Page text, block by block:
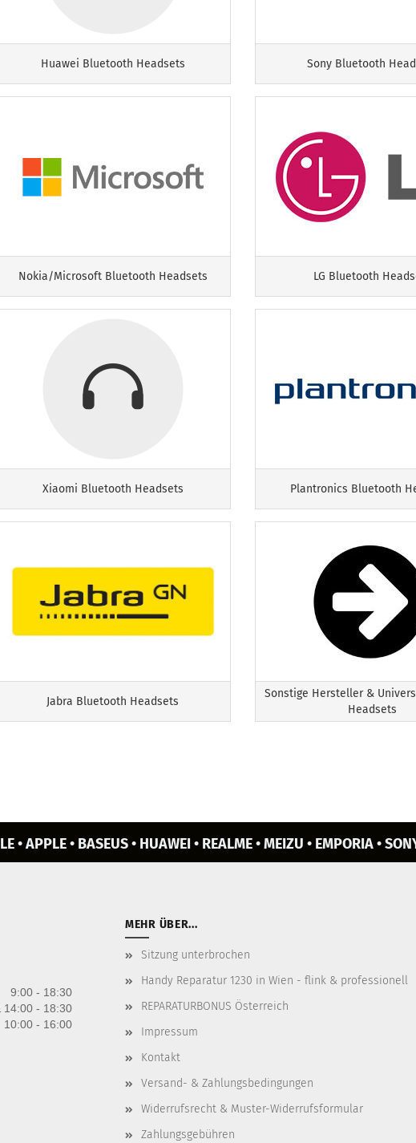
Huawei Bluetooth Headsets Sony Bluetooth
Nokia/Microsoft Bluetooth Headsets LG Bluetooth
Xiaomi Bluetooth Headsets Plantronics Bluetooth
Jabra Bluetooth Headsets
Sonstige Hersteller &
Headsets
• APPLE • BASEUS • HUAWEI • REALME • MEIZU • EMPORIA •
9:00 - 18:30
14:00 - 18:30
10:00 - 16:00
MEHR ÜBER...
Sitzung unterbrochen
Handy Reparatur 1230 in Wien - flink & professionell
REPARATURBONUS Österreich
Impressum
Kontakt
Versand- & Zahlungsbedingungen
Widerrufsrecht & Muster-Widerrufsformular
Zahlungsgebühren